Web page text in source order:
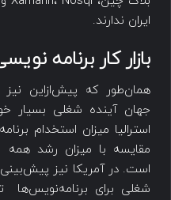
ایران ندارند.
بازار کار برنامه
همان‌طور که پیش‌ازاین نیز
جهان آینده شغلی بسیار
است. در آمریکا نیز